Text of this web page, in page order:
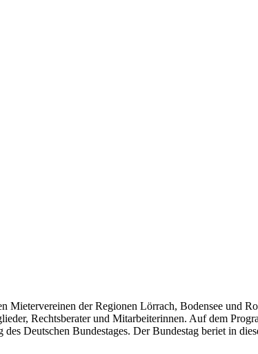
der Regionen Lörrach, Bodensee und
Rechtsberater und Mitarbeiterinnen. Auf dem
Deutschen Bundestages. Der Bundestag beriet in